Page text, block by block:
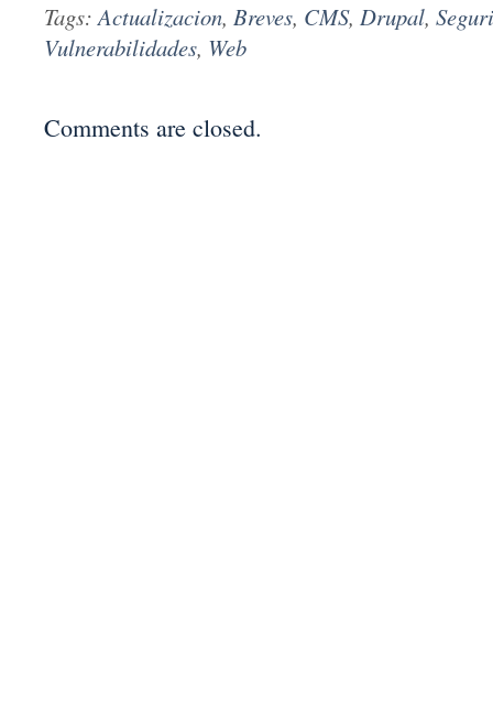
Tags:Actualizacion, Breves, CMS, Drupal,
Vulnerabilidades, Web
Comments are closed.